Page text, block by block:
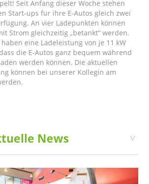
Seit Anfang dieser Woche stehen
Start-ups für ihre E-Autos gleich zwei
An vier Ladepunkten können
Strom gleichzeitig „betankt“ werden.
eine Ladeleistung von je 11 kW
die E-Autos ganz bequem während
werden können. Die aktuellen
können bei unserer Kollegin am
News